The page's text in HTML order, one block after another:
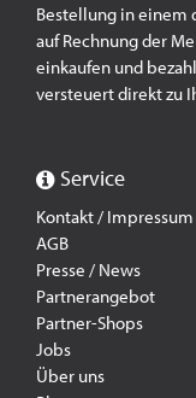
Bestellung in einem
auf Rechnung der
einkaufen und
versteuert direkt zu
Service
Kontakt / Impressum
AGB
Presse / News
Partnerangebot
Partner-Shops
Jobs
Über uns